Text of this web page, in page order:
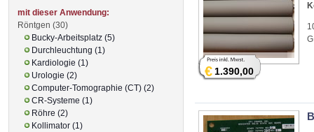
€1.390,00
mit dieser Anwendung:
Röntgen (30)
Bucky-Arbeitsplatz (5)
Durchleuchtung (1)
Kardiologie (1)
Urologie (2)
Computer-Tomographie (CT) (2)
CR-Systeme (1)
Röhre (2)
Kollimator (1)